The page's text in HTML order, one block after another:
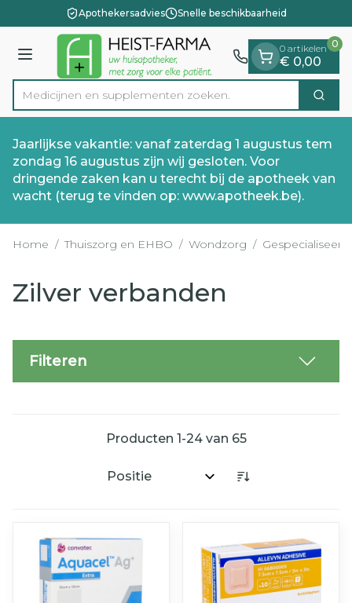
Ga naar de inhoudApothekersadvies Snelle beschikbaarheid
Menu
Product, merk, categorie...
Medicijnen en su Zoek
0 artikelen
€ 0,00
0
Jaarlijkse vakantie: vanaf zaterdag 1 augustus tem
zondag 16 augustus zijn wij gesloten. Voor
dringende zaken kan u terecht bij de apotheek van
wacht (terug te vinden op: www.apotheek.be).
Home / Thuiszorg en EHBO / Wondzorg /
Zilver verbanden
Filteren
Producten 1 -24van 65
Sorteer op: